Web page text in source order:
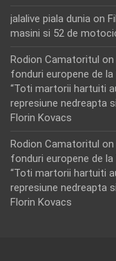
jalalive piala dunia on
masini si 52 de
Rodion Camatoritul on
fonduri europene de
“Toti martorii hartuiti
represiune nedreapta
Florin Kovacs
Rodion Camatoritul on
fonduri europene de
“Toti martorii hartuiti
represiune nedreapta
Florin Kovacs